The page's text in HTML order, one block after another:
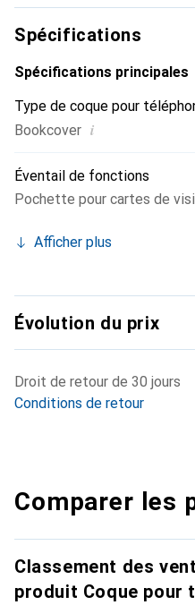
qualité, la marque Noreve
clientèle exigeante.
Spécifications
Spécifications principales
Type de coque pour
Bookcover i
Éventail de fonctions
Pochette pour cartes de
Afficher plus
Évolution du prix
Droit de retour de 30 jours
Conditions de retour
Comparer les
Classement des
produit Coque pour